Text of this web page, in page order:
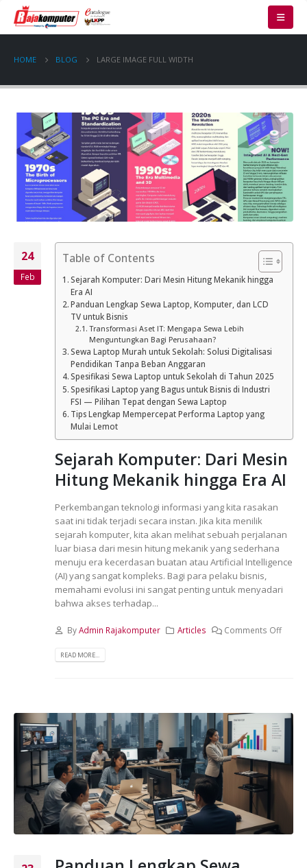
HOME BLOG LARGE IMAGE FULL WIDTH
24
Feb
Table of Contents
Sejarah Komputer: Dari Mesin Hitung Mekanik hingga
Era AI
Panduan Lengkap Sewa Laptop, Komputer, dan LCD
TV untuk Bisnis
Transformasi Aset IT: Mengapa Sewa Lebih
Menguntungkan Bagi Perusahaan?
Sewa Laptop Murah untuk Sekolah: Solusi Digitalisasi
Pendidikan Tanpa Beban Anggaran
Spesifikasi Sewa Laptop untuk Sekolah di Tahun 2025
Spesifikasi Laptop yang Bagus untuk Bisnis di Industri
FSI — Pilihan Tepat dengan Sewa Laptop
Tips Lengkap Mempercepat Performa Laptop yang
Mulai Lemot
Sejarah Komputer: Dari Mesin
Hitung Mekanik hingga Era AI
Perkembangan teknologi informasi yang kita rasakan
saat ini tidak terjadi secara instan. Jika kita menilik
sejarah komputer, kita akan melihat sebuah perjalanan
luar biasa dari mesin hitung mekanik yang sederhana
menuju era kecerdasan buatan atau Artificial Intelligence
(AI) yang sangat kompleks. Bagi para pelaku bisnis,
memahami evolusi ini sangat penting untuk menyadari
bahwa akses terhadap...
ByAdmin Rajakomputer Articles Comments Off
READ MORE...